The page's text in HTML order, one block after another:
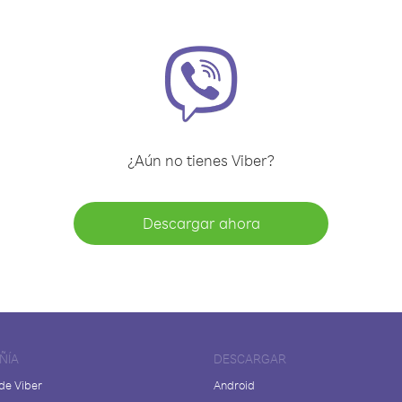
¿Aún no tienes Viber?
Descargar ahora
Viber
DESCARGAR
Android